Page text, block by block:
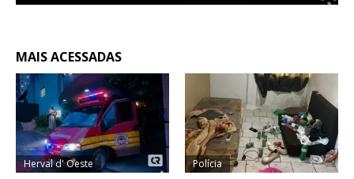
MAIS ACESSADAS
Herval d' Oeste Polícia